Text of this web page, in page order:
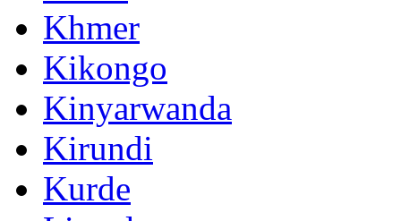
Khmer
Kikongo
Kinyarwanda
Kirundi
Kurde